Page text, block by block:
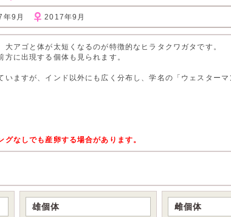
年9月 2017年9月
アゴと体が太短くなるのが特徴的なヒラタクワガタです。
に出現する個体も見られます。
いますが、インド以外にも広く分布し、学名の「ウェスター
なしでも産卵する場合があります。
雄個体 雌個体